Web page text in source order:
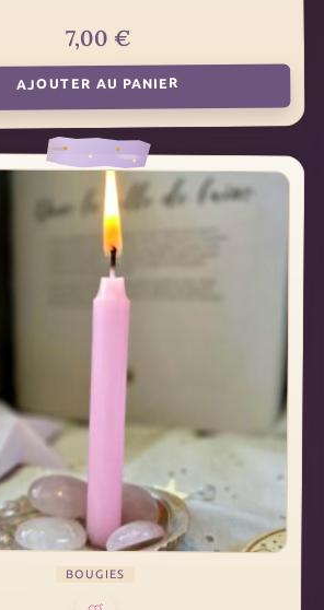
7,00 €
AJOUTER AU PANIER
BOUGIES